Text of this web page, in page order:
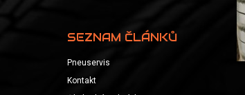
SEZNAM ČLÁNKŮ
Pneuservis
Kontakt